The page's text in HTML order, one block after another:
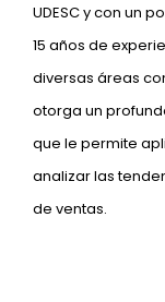
UDESC y con un
15 años de
diversas áreas
otorga un
que le permite
analizar las
de ventas.